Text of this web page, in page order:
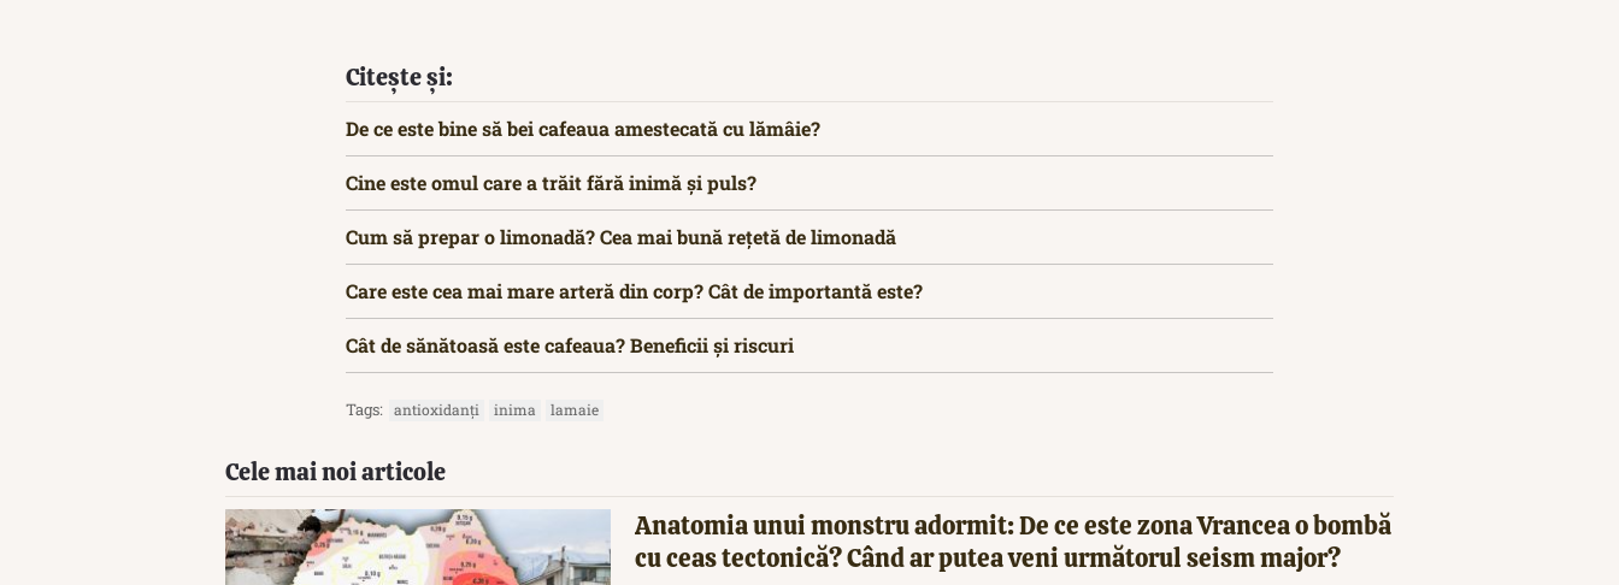
Citește și:
De ce este bine să bei cafeaua amestecată cu lămâie?
Cine este omul care a trăit fără inimă și puls?
Cum să prepar o limonadă? Cea mai bună rețetă de limonadă
Care este cea mai mare arteră din corp? Cât de importantă este?
Cât de sănătoasă este cafeaua? Beneficii și riscuri
Tags: antioxidanți inima lamaie
Cele mai noi articole
Anatomia unui monstru adormit: De ce este zona Vrancea o bombă
cu ceas tectonică? Când ar putea veni următorul seism major?